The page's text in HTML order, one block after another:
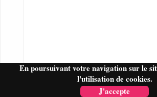
En poursuivant votre navigation sur le
l'utilisation de cookies.
J'accepte